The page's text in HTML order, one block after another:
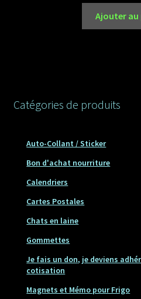
Ajouter au
Catégories de produits
Auto-Collant / Sticker
Bon d'achat nourriture
Calendriers
Cartes Postales
Chats en laine
Gommettes
Je fais un don, je deviens
cotisation
Magnets et Mémo pour Frigo